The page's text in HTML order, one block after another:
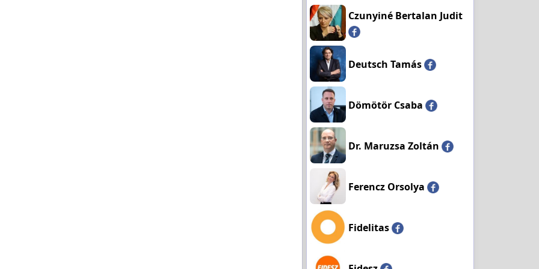
Czunyiné Bertalan Judit
Deutsch Tamás
Dömötör Csaba
Dr. Maruzsa Zoltán
Ferencz Orsolya
Fidelitas